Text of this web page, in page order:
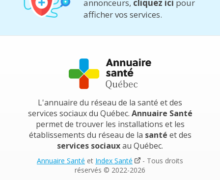
annonceurs, cliquez ici pour
afficher vos services.
L'annuaire du réseau de la santé et des
services sociaux du Québec. Annuaire Santé
permet de trouver les installations et les
établissements du réseau de la santé et des
services sociauxau Québec.
Annuaire Santé et Index Santé
- Tous droits
réservés © 2022-2026